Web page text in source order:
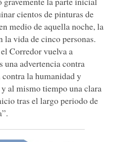
cientos de pinturas de
medio de aquella noche, la
la vida de cinco personas.
Corredor vuelva a
una advertencia contra
la humanidad y
al mismo tiempo una clara
tras el largo periodo de